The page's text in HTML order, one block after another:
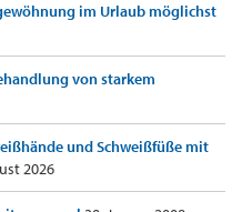
im Urlaub möglichst
von starkem
und Schweißfüße mit
2026